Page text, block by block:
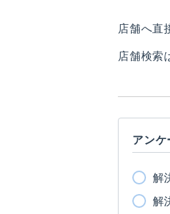
店舗へ直
店舗検索
アン
解
解